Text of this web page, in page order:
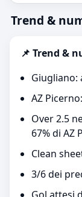
Trend &
📌 Trend &
Giugliano:
AZ
Over 2.5
67% di AZ
Clean
3/6 dei